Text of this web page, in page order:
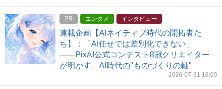
PR エンタメ インタビュー
連載企画【AIネイティブ時代の開拓者た
ち】：「AI任せでは差別化できない」
――PixAI公式コンテスト8冠クリエイター
が明かす、AI時代の"ものづくりの軸"
2026-07-31 18:00